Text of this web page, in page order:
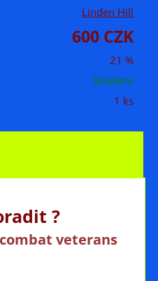
Linden Hill
600 CZK
21 %
Skladem
1 ks
?
veterans